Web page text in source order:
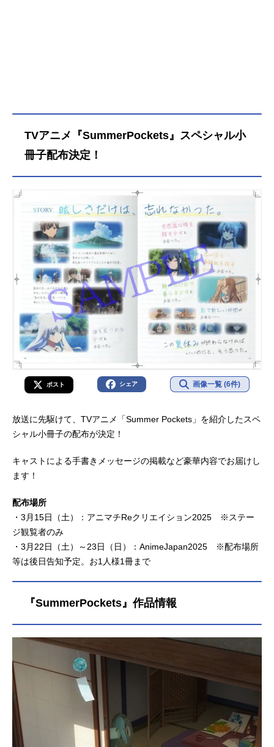
TVアニメ『SummerPockets』スペシャル小
冊子配布決定！
ポスト シェア 画像一覧 (6件)
放送に先駆けて、TVアニメ「Summer Pockets」を紹介したスペ
シャル小冊子の配布が決定！
キャストによる手書きメッセージの掲載など豪華内容でお届けし
ます！
配布場所
・3月15日（土）：アニマチReクリエイション2025 ※ステー
ジ観覧者のみ
・3月22日（土）～23日（日）：AnimeJapan2025 ※配布場所
等は後日告知予定。お1人様1冊まで
『SummerPockets』作品情報